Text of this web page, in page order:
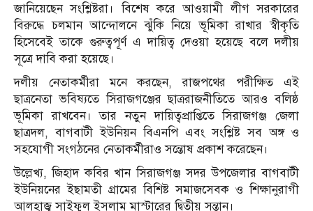
জানিয়েছেন সংশ্লিষ্টরা। বিশেষ করে আওয়ামী লীগ সরকারের
বিরুদ্ধে চলমান আন্দোলনে ঝুঁকি নিয়ে ভূমিকা রাখার স্বীকৃতি
হিসেবেই তাকে গুরুত্বপূর্ণ এ দায়িত্ব দেওয়া হয়েছে বলে দলীয়
সূত্রে দাবি করা হয়েছে।
দলীয় নেতাকর্মীরা মনে করছেন, রাজপথের পরীক্ষিত এই
ছাত্রনেতা ভবিষ্যতে সিরাজগঞ্জের ছাত্ররাজনীতিতে আরও বলিষ্ঠ
ভূমিকা রাখবেন। তার নতুন দায়িত্বপ্রাপ্তিতে সিরাজগঞ্জ জেলা
ছাত্রদল, বাগবাটী ইউনিয়ন বিএনপি এবং সংশ্লিষ্ট সব অঙ্গ ও
সহযোগী সংগঠনের নেতাকর্মীরাও সন্তোষ প্রকাশ করেছেন।
উল্লেখ্য, জিহাদ কবির খান সিরাজগঞ্জ সদর উপজেলার বাগবাটী
ইউনিয়নের ইছামতী গ্রামের বিশিষ্ট সমাজসেবক ও শিক্ষানুরাগী
আলহাজ্ব সাইফুল ইসলাম মাস্টারের দ্বিতীয় সন্তান।